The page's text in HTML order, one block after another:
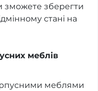
зможете зберегти
стані на
меблів
меблями